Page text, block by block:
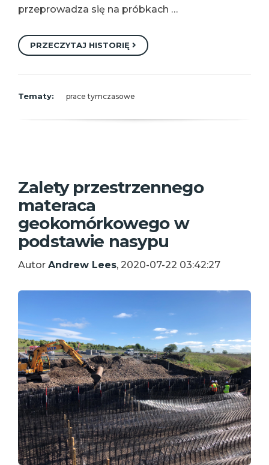
przeprowadza się na próbkach …
PRZECZYTAJ HISTORIĘ
Tematy: prace tymczasowe
Zalety przestrzennego
materaca
geokomórkowego w
podstawie nasypu
Autor Andrew Lees, 2020-07-22 03:42:27